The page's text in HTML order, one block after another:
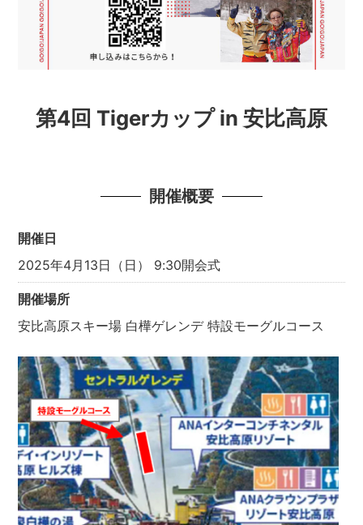
第4回 Tigerカップ in 安比高原
開催概要
開催日
2025年4月13日（日） 9:30開会式
開催場所
安比高原スキー場 白樺ゲレンデ 特設モーグルコース